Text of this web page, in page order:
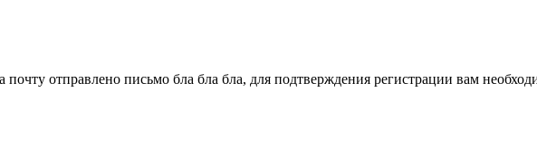
отправлено письмо бла бла бла, для подтверждения регистрации вам